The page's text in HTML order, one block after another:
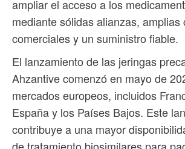
ampliar el acceso a los
mediante sólidas alianzas, amplias
comerciales y un suministro fiable.
El lanzamiento de las jeringas
Ahzantive comenzó en mayo de
mercados europeos, incluidos
España y los Países Bajos. Este
contribuye a una mayor